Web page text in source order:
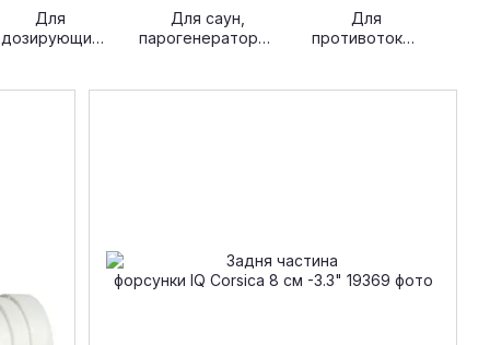
Для
дозирующих
Для саун,
парогенераторов
Для
противотоков